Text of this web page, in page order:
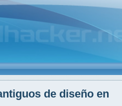
de diseño en